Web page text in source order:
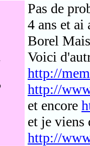
Pas de
4 ans et
Borel
Voici
http://
http://
et encore
et je viens
http://